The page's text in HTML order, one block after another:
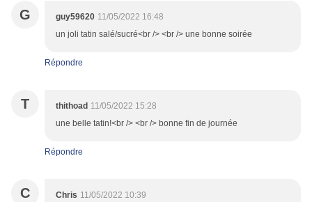
G guy59620 11/05/2022 16:48
un joli tatin salé/sucré<br /> <br /> une bonne soirée
Répondre
T thithoad 11/05/2022 15:28
une belle tatin!<br /> <br /> bonne fin de journée
Répondre
C Chris 11/05/2022 10:39